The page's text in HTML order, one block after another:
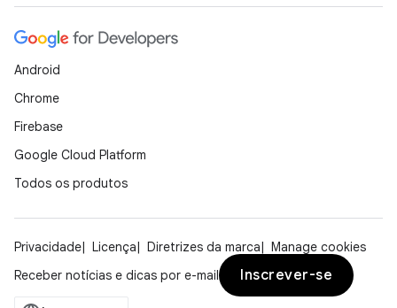
Android
Chrome
Firebase
Google Cloud Platform
Todos os produtos
Privacidade Licença Diretrizes da marca
Manage cookies
Receber notícias e dicas por e-mail
Inscrever-se